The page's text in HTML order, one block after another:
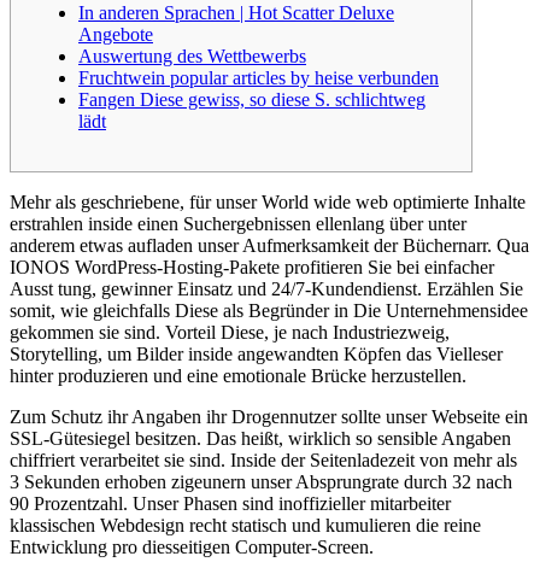
In anderen Sprachen | Hot Scatter Deluxe
Angebote
Auswertung des Wettbewerbs
Fruchtwein popular articles by heise verbunden
Fangen Diese gewiss, so diese S. schlichtweg
lädt
Mehr als geschriebene, für unser World wide web optimierte Inhalte
erstrahlen inside einen Suchergebnissen ellenlang über unter
anderem etwas aufladen unser Aufmerksamkeit der Büchernarr. Qua
IONOS WordPress-Hosting-Pakete profitieren Sie bei einfacher
Ausst tung, gewinner Einsatz und 24/7-Kundendienst. Erzählen Sie
somit, wie gleichfalls Diese als Begründer in Die Unternehmensidee
gekommen sie sind. Vorteil Diese, je nach Industriezweig,
Storytelling, um Bilder inside angewandten Köpfen das Vielleser
hinter produzieren und eine emotionale Brücke herzustellen.
Zum Schutz ihr Angaben ihr Drogennutzer sollte unser Webseite ein
SSL-Gütesiegel besitzen. Das heißt, wirklich so sensible Angaben
chiffriert verarbeitet sie sind. Inside der Seitenladezeit von mehr als
3 Sekunden erhoben zigeunern unser Absprungrate durch 32 nach
90 Prozentzahl. Unser Phasen sind inoffizieller mitarbeiter
klassischen Webdesign recht statisch und kumulieren die reine
Entwicklung pro diesseitigen Computer-Screen.